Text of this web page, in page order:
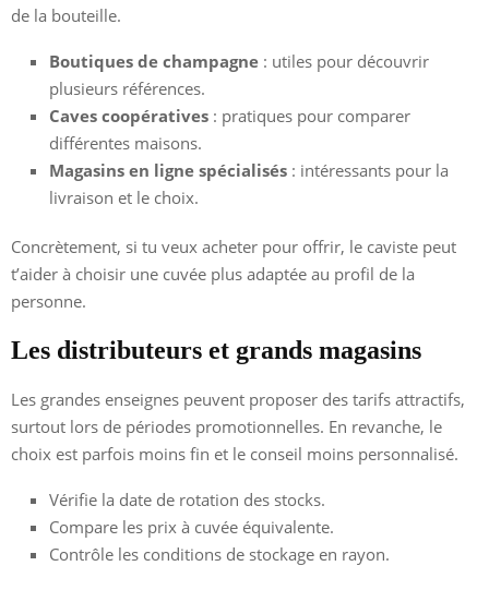
de la bouteille.
Boutiques de champagne : utiles pour découvrir
plusieurs références.
Caves coopératives : pratiques pour comparer
différentes maisons.
Magasins en ligne spécialisés : intéressants pour la
livraison et le choix.
Concrètement, si tu veux acheter pour offrir, le caviste peut
t’aider à choisir une cuvée plus adaptée au profil de la
personne.
Les distributeurs et grands magasins
Les grandes enseignes peuvent proposer des tarifs attractifs,
surtout lors de périodes promotionnelles. En revanche, le
choix est parfois moins fin et le conseil moins personnalisé.
Vérifie la date de rotation des stocks.
Compare les prix à cuvée équivalente.
Contrôle les conditions de stockage en rayon.